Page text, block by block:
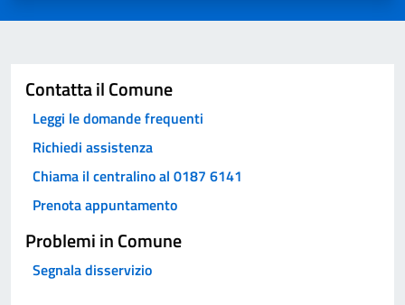
Contatta il Comune
Leggi le domande frequenti
Richiedi assistenza
Chiama il centralino al 0187 6141
Prenota appuntamento
Problemi in Comune
Segnala disservizio